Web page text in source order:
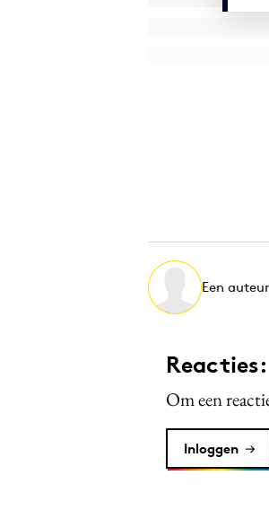
Een auteur
Reacties:
Om een
Inloggen